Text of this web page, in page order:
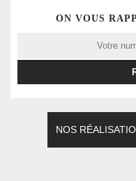
ON VOUS
NOS